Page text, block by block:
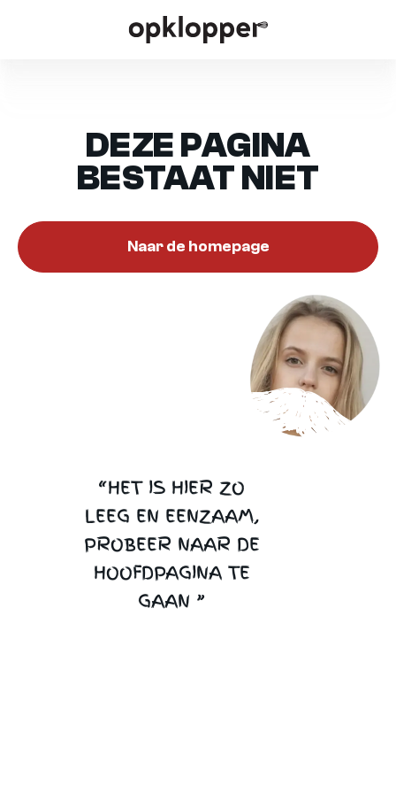
DEZE PAGINA
BESTAAT NIET
“HET IS HIER ZO
LEEG EN EENZAAM,
PROBEER NAAR DE
HOOFDPAGINA TE
GAAN ”
Naar de homepage